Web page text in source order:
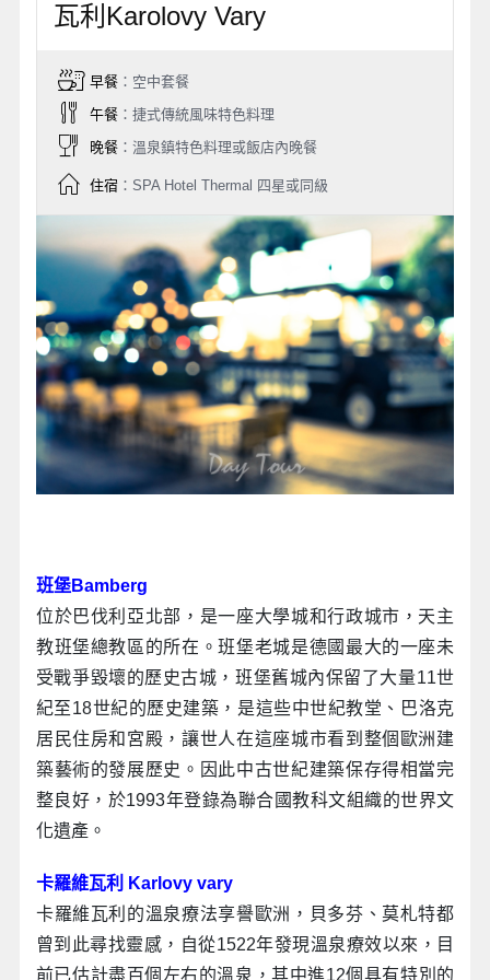
瓦利Karolovy Vary
早餐：空中套餐
午餐：捷式傳統風味特色料理
晚餐：溫泉鎮特色料理或飯店內晚餐
住宿：SPA Hotel Thermal 四星或同級
班堡Bamberg
位於巴伐利亞北部，是一座大學城和行政城市，天主
教班堡總教區的所在。班堡老城是德國最大的一座未
受戰爭毀壞的歷史古城，班堡舊城內保留了大量11世
紀至18世紀的歷史建築，是這些中世紀教堂、巴洛克
居民住房和宮殿，讓世人在這座城市看到整個歐洲建
築藝術的發展歷史。因此中古世紀建築保存得相當完
整良好，於1993年登錄為聯合國教科文組織的世界文
化遺產。
卡羅維瓦利 Karlovy vary
卡羅維瓦利的溫泉療法享譽歐洲，貝多芬、莫札特都
曾到此尋找靈感，自從1522年發現溫泉療效以來，目
前已估計盡百個左右的溫泉，其中進12個具有特別的